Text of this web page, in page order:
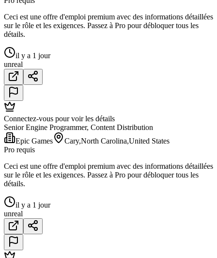
Ceci est une offre d'emploi premium avec des informations détaillées
sur le rôle et les exigences. Passez à Pro pour débloquer tous les
détails.
il y a 1 jour
unreal
Connectez-vous pour voir les détails
Senior Engine Programmer, Content Distribution
Epic Games
Cary,North Carolina,United States
Pro requis
Ceci est une offre d'emploi premium avec des informations détaillées
sur le rôle et les exigences. Passez à Pro pour débloquer tous les
détails.
il y a 1 jour
unreal